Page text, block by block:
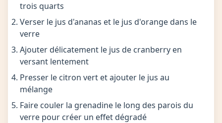
trois quarts
Verser le jus d'ananas et le jus d'orange dans le
verre
Ajouter délicatement le jus de cranberry en
versant lentement
Presser le citron vert et ajouter le jus au
mélange
Faire couler la grenadine le long des parois du
verre pour créer un effet dégradé